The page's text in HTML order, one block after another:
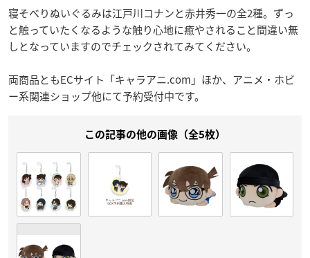
寝そべりぬいぐるみは江戸川コナンと赤井秀一の全2種。ずっ
と触っていたくなるような触り心地に癒やされること間違い無
しとなっていますのでチェックされてみてください。
両商品ともECサイト「キャラアニ.com」ほか、アニメ・ホビ
ー系関連ショップ他にて予約受付中です。
この記事の他の画像（全5枚）